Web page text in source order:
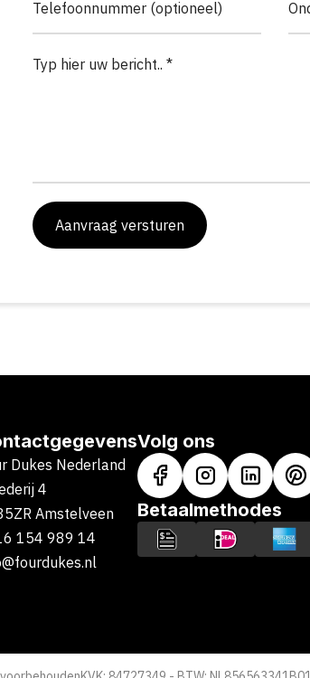
Aanvraag versturen
Dukes Nederland
4
Amstelveen
154 989 14
Volg ons
Betaalmethodes